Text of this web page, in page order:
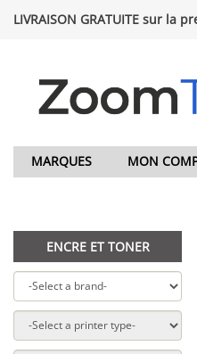
LIVRAISON GRATUITE sur la
MARQUES MON
ENCRE ET TONER